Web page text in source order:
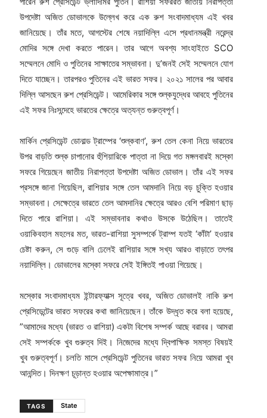
উপদেষ্টা অজিত ডোভালকে উল্লেখ করে এক রুশ সংবাদমাধ্যম এই খবর
জানিয়েছে। তাঁর মতে, আগস্টের শেষে নয়াদিল্লি এসে প্রধানমন্ত্রী নরেন্দ্র
মোদির সঙ্গে দেখা করতে পারেন। তার আগে অবশ্য সাংহাইতে SCO
সম্মেলনে মোদি ও পুতিনের সাক্ষাতের সম্ভাবনা। দু’জনই সেই সম্মেলনে যোগ
দিতে যাচ্ছেন। তারপরও পুতিনের এই ভারত সফর। ২০২১ সালের পর আবার
দিল্লি আসছেন রুশ প্রেসিডেন্ট। আমেরিকার সঙ্গে শুল্কযুদ্ধের আবহে পুতিনের
এই সফর নিঃসন্দেহে ভারতের ক্ষেত্রে অত্যন্ত গুরুত্বপূর্ণ।
মার্কিন প্রেসিডেন্ট ডোনাল্ড ট্রাম্পের ‘শুল্কবাণ’, রুশ তেল কেনা নিয়ে ভারতের
উপর বাড়তি শুল্ক চাপানোর হুঁশিয়ারিকে পাত্তা না দিয়ে গত মঙ্গলবারই মস্কো
সফরে গিয়েছেন জাতীয় নিরাপত্তা উপদেষ্টা অজিত ডোভাল। তাঁর এই সফর
প্রসঙ্গে জানা গিয়েছিল, রাশিয়ার সঙ্গে তেল আমদানি নিয়ে বড় চুক্তি হওয়ার
সম্ভাবনা। সেক্ষেত্রে ভারতে তেল আমদানির ক্ষেত্রে আরও বেশি পরিমাণ ছাড়
দিতে পারে রাশিয়া। এই সম্ভাবনার কথাও উসকে উঠেছিল। তাতেই
ওয়াকিবহাল মহলের মত, ভারত-রাশিয়া সুসম্পর্কে ট্রাম্প যতই ‘কাঁটা’ হওয়ার
চেষ্টা করুন, সে গুড়ে বালি ঢেলেই রাশিয়ার সঙ্গে সখ্য আরও বাড়াতে তৎপর
নয়াদিল্লি। ডোভালের মস্কো সফরে সেই ইঙ্গিতই পাওয়া গিয়েছে।
মস্কোর সংবাদমাধ্যম ইন্টারফ্যাক্স সূত্রে খবর, অজিত ডোভালই নাকি রুশ
প্রেসিডেন্টের ভারত সফরের কথা জানিয়েছেন। তাঁকে উদ্ধৃত করে বলা হয়েছে,
”আমাদের মধ্যে (ভারত ও রাশিয়া) একটা বিশেষ সম্পর্ক আছে বরাবর। আমরা
সেই সম্পর্ককে খুব গুরুত্ব দিই। নিজেদের মধ্যে দ্বিপাক্ষিক সমস্ত বিষয়ই
খুব গুরুত্বপূর্ণ। চলতি মাসে প্রেসিডেন্ট পুতিনের ভারত সফর নিয়ে আমরা খুব
আনন্দিত। দিনক্ষণ চূড়ান্ত হওয়ার অপেক্ষামাত্র।”
TAGS State